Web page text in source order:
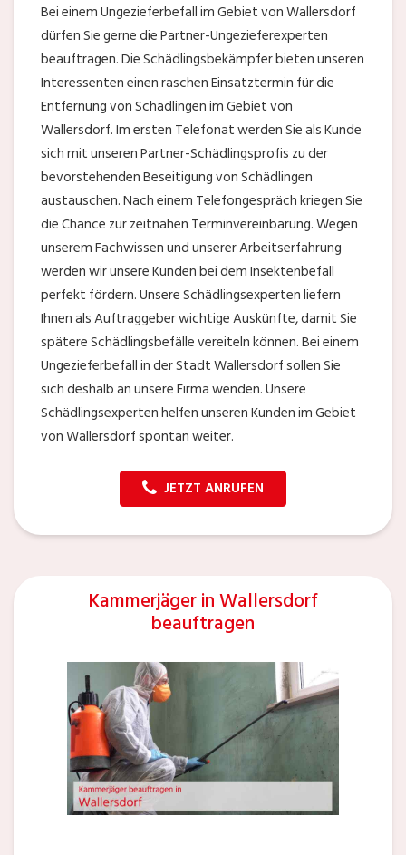
Bei einem Ungezieferbefall im Gebiet von Wallersdorf
dürfen Sie gerne die Partner-Ungezieferexperten
beauftragen. Die Schädlingsbekämpfer bieten unseren
Interessenten einen raschen Einsatztermin für die
Entfernung von Schädlingen im Gebiet von
Wallersdorf. Im ersten Telefonat werden Sie als Kunde
sich mit unseren Partner-Schädlingsprofis zu der
bevorstehenden Beseitigung von Schädlingen
austauschen. Nach einem Telefongespräch kriegen Sie
die Chance zur zeitnahen Terminvereinbarung. Wegen
unserem Fachwissen und unserer Arbeitserfahrung
werden wir unsere Kunden bei dem Insektenbefall
perfekt fördern. Unsere Schädlingsexperten liefern
Ihnen als Auftraggeber wichtige Auskünfte, damit Sie
spätere Schädlingsbefälle vereiteln können. Bei einem
Ungezieferbefall in der Stadt Wallersdorf sollen Sie
sich deshalb an unsere Firma wenden. Unsere
Schädlingsexperten helfen unseren Kunden im Gebiet
von Wallersdorf spontan weiter.
JETZT ANRUFEN
Kammerjäger in Wallersdorf
beauftragen